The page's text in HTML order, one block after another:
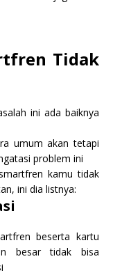
Tidak
ini ada baiknya
umum akan tetapi
problem ini
kamu tidak
ini dia listnya:
beserta kartu
besar tidak bisa